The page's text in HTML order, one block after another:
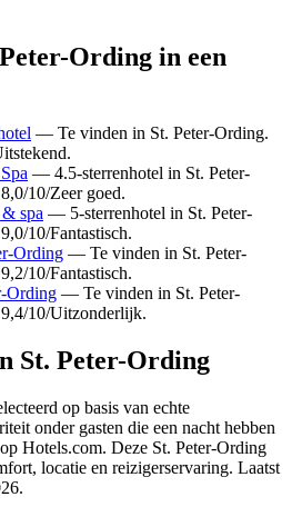
Ording in een
— Te vinden in St. Peter-Ording.
— 4.5-sterrenhotel in St. Peter-
10/Zeer goed.
spa — 5-sterrenhotel in St. Peter-
10/Fantastisch.
Ording — Te vinden in St. Peter-
10/Fantastisch.
Ording — Te vinden in St. Peter-
10/Uitzonderlijk.
St. Peter-Ording
op basis van echte
onder gasten die een nacht hebben
Hotels.com. Deze St. Peter-Ording
locatie en reizigerservaring. Laatst
.